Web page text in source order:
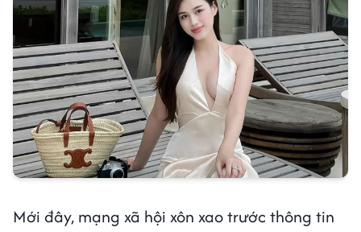
Mới đây, mạng xã hội xôn xao trước thông tin